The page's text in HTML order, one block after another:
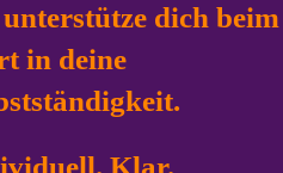
dich beim
in deine
Klar.